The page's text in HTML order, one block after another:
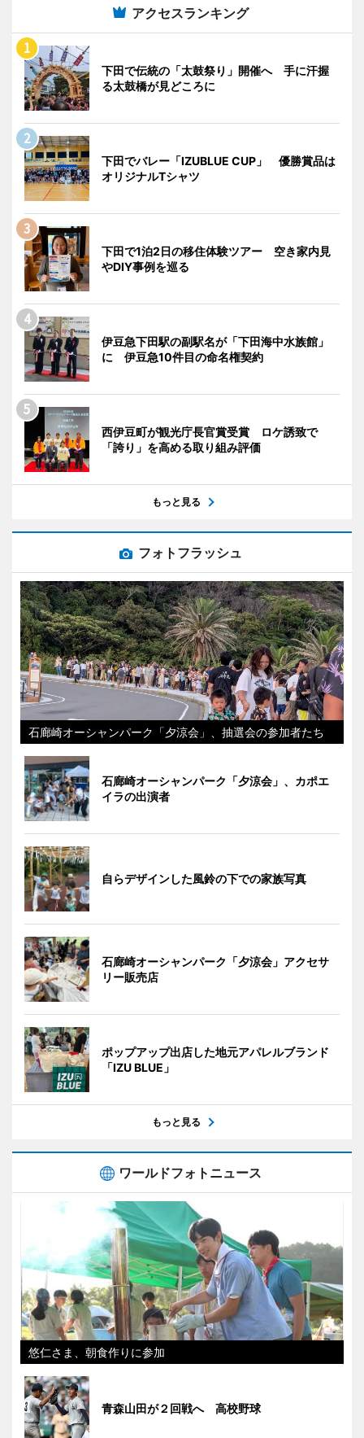
アクセスランキング
下田で伝統の「太鼓祭り」開催へ 手に汗握
る太鼓橋が見どころに
下田でバレー「IZUBLUE CUP」 優勝賞品は
オリジナルTシャツ
下田で1泊2日の移住体験ツアー 空き家内見
やDIY事例を巡る
伊豆急下田駅の副駅名が「下田海中水族館」
に 伊豆急10件目の命名権契約
西伊豆町が観光庁長官賞受賞 ロケ誘致で
「誇り」を高める取り組み評価
もっと見る
フォトフラッシュ
石廊崎オーシャンパーク「夕涼会」、抽選会の参加者たち
石廊崎オーシャンパーク「夕涼会」、カポエ
イラの出演者
自らデザインした風鈴の下での家族写真
石廊崎オーシャンパーク「夕涼会」アクセサ
リー販売店
ポップアップ出店した地元アパレルブランド
「IZU BLUE」
もっと見る
ワールドフォトニュース
悠仁さま、朝食作りに参加
青森山田が２回戦へ 高校野球